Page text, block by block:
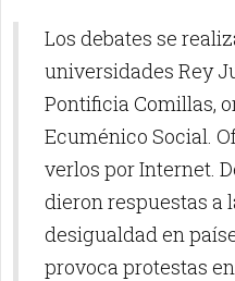
Los debates se
universidades Rey
Pontificia Comillas,
Ecuménico Social.
verlos por Internet.
dieron respuestas a
desigualdad en
provoca protestas